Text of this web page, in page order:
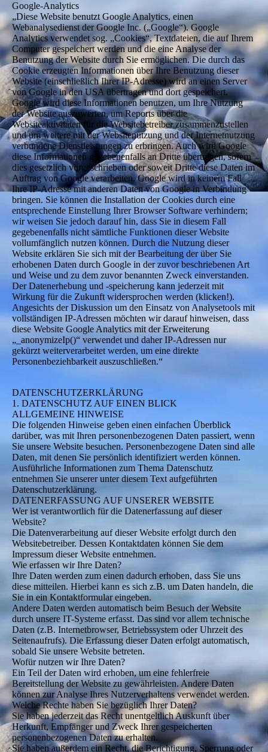
Google-Analytics
„Diese Website benutzt Google Analytics, einen
Webanalysedienst der Google Inc. („Google“). Google
Analytics verwendet sog. „Cookies“, Textdateien, die auf Ihrem
Computer gespeichert werden und die eine Analyse der
Benutzung der Website durch Sie ermöglichen. Die durch das
Cookie erzeugten Informationen über Ihre Benutzung dieser
Website (einschließlich Ihrer IP-Adresse) wird an einen Server
von Google in den USA übertragen und dort gespeichert.
Google wird diese Informationen benutzen, um Ihre Nutzung
der Website auszuwerten, um Reports über die
Websiteaktivitäten für die Websitebetreiber zusammenzustellen
und um weitere mit der Websitenutzung und der Internetnutzung
verbundene Dienstleistungen zu erbringen. Auch wird Google
diese Informationen gegebenenfalls an Dritte übertragen, sofern
dies gesetzlich vorgeschrieben oder soweit Dritte diese Daten im
Auftrag von Google verarbeiten. Google wird in keinem Fall
Ihre IP-Adresse mit anderen Daten von Google in Verbindung
bringen. Sie können die Installation der Cookies durch eine
entsprechende Einstellung Ihrer Browser Software verhindern;
wir weisen Sie jedoch darauf hin, dass Sie in diesem Fall
gegebenenfalls nicht sämtliche Funktionen dieser Website
vollumfänglich nutzen können. Durch die Nutzung dieser
Website erklären Sie sich mit der Bearbeitung der über Sie
erhobenen Daten durch Google in der zuvor beschriebenen Art
und Weise und zu dem zuvor benannten Zweck einverstanden.
Der Datenerhebung und -speicherung kann jederzeit mit
Wirkung für die Zukunft widersprochen werden (klicken!).
Angesichts der Diskussion um den Einsatz von Analysetools mit
vollständigen IP-Adressen möchten wir darauf hinweisen, dass
diese Website Google Analytics mit der Erweiterung
„_anonymizeIp()“ verwendet und daher IP-Adressen nur
gekürzt weiterverarbeitet werden, um eine direkte
Personenbeziehbarkeit auszuschließen.“
DATENSCHUTZERKLÄRUNG
1. DATENSCHUTZ AUF EINEN BLICK
ALLGEMEINE HINWEISE
Die folgenden Hinweise geben einen einfachen Überblick
darüber, was mit Ihren personenbezogenen Daten passiert, wenn
Sie unsere Website besuchen. Personenbezogene Daten sind alle
Daten, mit denen Sie persönlich identifiziert werden können.
Ausführliche Informationen zum Thema Datenschutz
entnehmen Sie unserer unter diesem Text aufgeführten
Datenschutzerklärung.
DATENERFASSUNG AUF UNSERER WEBSITE
Wer ist verantwortlich für die Datenerfassung auf dieser
Website?
Die Datenverarbeitung auf dieser Website erfolgt durch den
Websitebetreiber. Dessen Kontaktdaten können Sie dem
Impressum dieser Website entnehmen.
Wie erfassen wir Ihre Daten?
Ihre Daten werden zum einen dadurch erhoben, dass Sie uns
diese mitteilen. Hierbei kann es sich z.B. um Daten handeln, die
Sie in ein Kontaktformular eingeben.
Andere Daten werden automatisch beim Besuch der Website
durch unsere IT-Systeme erfasst. Das sind vor allem technische
Daten (z.B. Internetbrowser, Betriebssystem oder Uhrzeit des
Seitenaufrufs). Die Erfassung dieser Daten erfolgt automatisch,
sobald Sie unsere Website betreten.
Wofür nutzen wir Ihre Daten?
Ein Teil der Daten wird erhoben, um eine fehlerfreie
Bereitstellung der Website zu gewährleisten. Andere Daten
können zur Analyse Ihres Nutzerverhaltens verwendet werden.
Welche Rechte haben Sie bezüglich Ihrer Daten?
Sie haben jederzeit das Recht unentgeltlich Auskunft über
Herkunft, Empfänger und Zweck Ihrer gespeicherten
personenbezogenen Daten zu erhalten.
Sie haben außerdem ein Recht, die Berichtigung, Sperrung oder